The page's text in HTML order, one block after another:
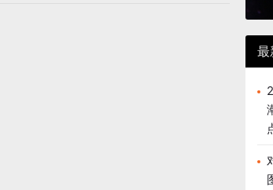
最